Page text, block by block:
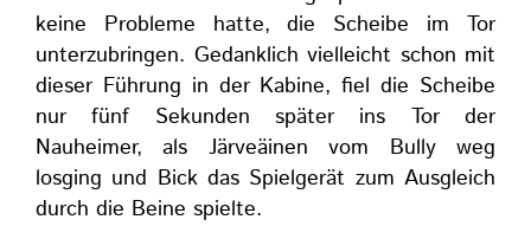
keine Probleme hatte, die Scheibe im Tor
unterzubringen. Gedanklich vielleicht schon mit
dieser Führung in der Kabine, fiel die Scheibe
nur fünf Sekunden später ins Tor der
Nauheimer, als Järveäinen vom Bully weg
losging und Bick das Spielgerät zum Ausgleich
durch die Beine spielte.